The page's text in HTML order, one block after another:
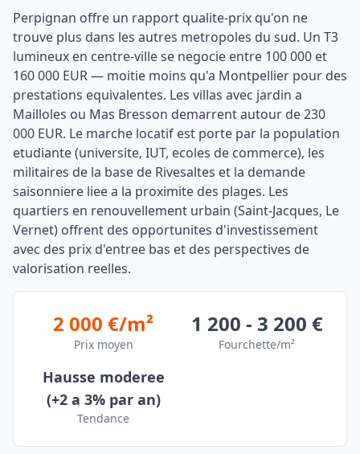
Perpignan offre un rapport qualite-prix qu'on ne
trouve plus dans les autres metropoles du sud. Un T3
lumineux en centre-ville se negocie entre 100 000 et
160 000 EUR — moitie moins qu'a Montpellier pour des
prestations equivalentes. Les villas avec jardin a
Mailloles ou Mas Bresson demarrent autour de 230
000 EUR. Le marche locatif est porte par la population
etudiante (universite, IUT, ecoles de commerce), les
militaires de la base de Rivesaltes et la demande
saisonniere liee a la proximite des plages. Les
quartiers en renouvellement urbain (Saint-Jacques, Le
Vernet) offrent des opportunites d'investissement
avec des prix d'entree bas et des perspectives de
valorisation reelles.
2 000 €/m²
Prix moyen
1 200 - 3 200 €
Fourchette/m²
Hausse moderee
(+2 a 3% par an)
Tendance